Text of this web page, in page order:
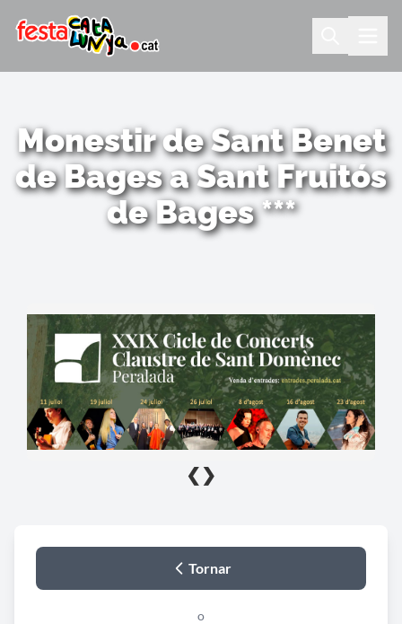
Monestir de Sant Benet
de Bages a Sant Fruitós
de Bages ***
❮ ❯
Tornar
o